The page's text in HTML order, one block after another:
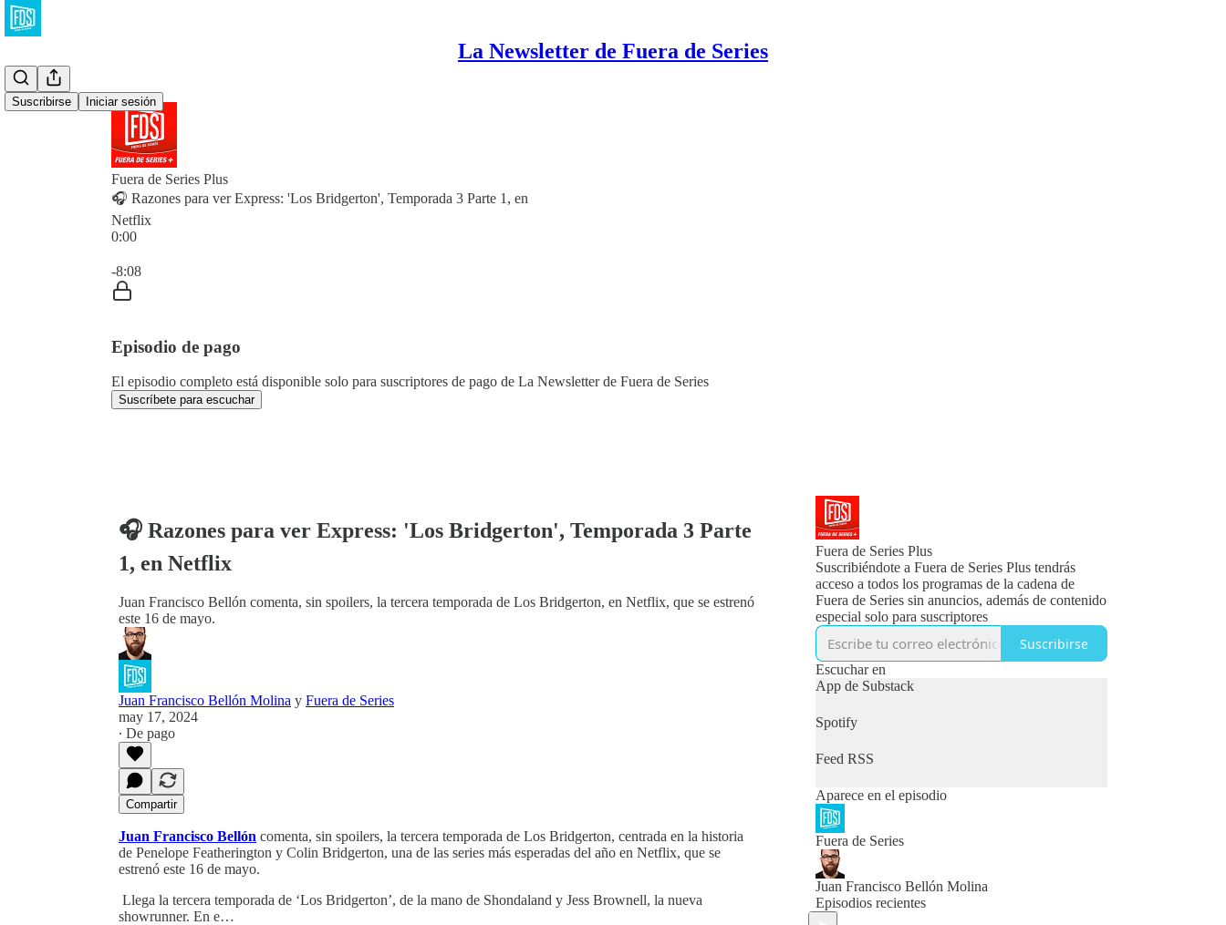
La Newsletter de Fuera de Series
Suscribirse Iniciar sesión
Fuera de Series Plus
🎧 Razones para ver Express: 'Los Bridgerton', Temporada 3 Parte 1, en
Netflix
0:00
-8:08
Episodio de pago
El episodio completo está disponible solo para suscriptores de pago de La Newsletter de Fuera de Series
Suscríbete para escuchar
🎧 Razones para ver Express: 'Los Bridgerton', Temporada 3 Parte
1, en Netflix
Juan Francisco Bellón comenta, sin spoilers, la tercera temporada de Los Bridgerton, en Netflix, que se estrenó
este 16 de mayo.
Juan Francisco Bellón Molina y Fuera de Series
may 17, 2024
∙ De pago
Compartir
Juan Francisco Bellón comenta, sin spoilers, la tercera temporada de Los Bridgerton, centrada en la historia
de Penelope Featherington y Colin Bridgerton, una de las series más esperadas del año en Netflix, que se
estrenó este 16 de mayo.
Llega la tercera temporada de ‘Los Bridgerton’, de la mano de Shondaland y Jess Brownell, la nueva
showrunner. En e…
Fuera de Series Plus
Suscribiéndote a Fuera de Series Plus tendrás
acceso a todos los programas de la cadena de
Fuera de Series sin anuncios, además de contenido
especial solo para suscriptores
Suscribirse
Escuchar en
App de Substack
Spotify
Feed RSS
Aparece en el episodio
Fuera de Series
Juan Francisco Bellón Molina
Episodios recientes